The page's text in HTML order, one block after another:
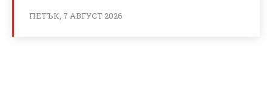
ПЕТЪК, 7 АВГУСТ 2026